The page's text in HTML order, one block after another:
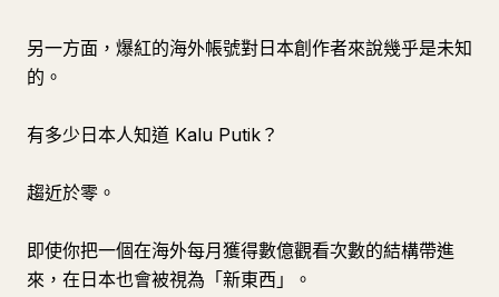
另一方面，爆紅的海外帳號對日本創作者來說幾乎是未知
的。
有多少日本人知道 Kalu Putik？
趨近於零。
即使你把一個在海外每月獲得數億觀看次數的結構帶進
來，在日本也會被視為「新東西」。